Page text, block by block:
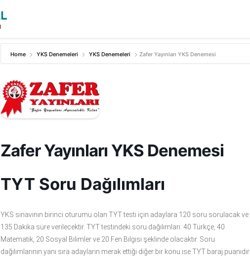
Home YKS Denemeleri YKS Denemeleri Zafer Yayınları YKS Denemesi
Zafer Yayınları YKS Denemesi
TYT Soru Dağılımları
YKS sınavının birinci oturumu olan TYT testi için adaylara 120 soru sorulacak ve
135 Dakika süre verilecektir. TYT testindeki soru dağılımları: 40 Türkçe, 40
Matematik, 20 Sosyal Bilimler ve 20 Fen Bilgisi şeklinde olacaktır. Soru
dağılımlarının yanı sıra adayların merak ettiği diğer bir konu ise TYT baraj puanıdır.